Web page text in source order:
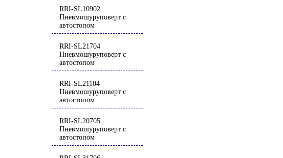
RRI-SL10902
Пневмошуруповерт с
автостопом
RRI-SL21704
Пневмошуруповерт с
автостопом
RRI-SL21104
Пневмошуруповерт с
автостопом
RRI-SL20705
Пневмошуруповерт с
автостопом